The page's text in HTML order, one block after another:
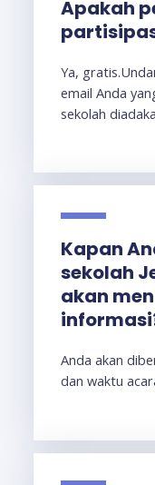
Apakah
Ya,
email Anda
sekolah
Kapan
sekolah
akan
Anda akan
dan waktu